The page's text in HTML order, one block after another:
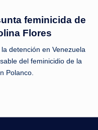
feminicida de
Flores
detención en Venezuela
del feminicidio de la
Polanco.